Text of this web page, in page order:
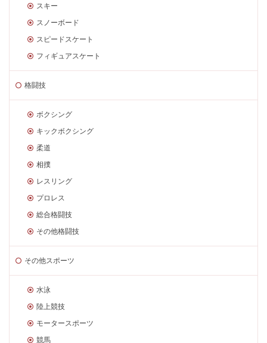
スキー
スノーボード
スピードスケート
フィギュアスケート
格闘技
ボクシング
キックボクシング
柔道
相撲
レスリング
プロレス
総合格闘技
その他格闘技
その他スポーツ
水泳
陸上競技
モータースポーツ
競馬